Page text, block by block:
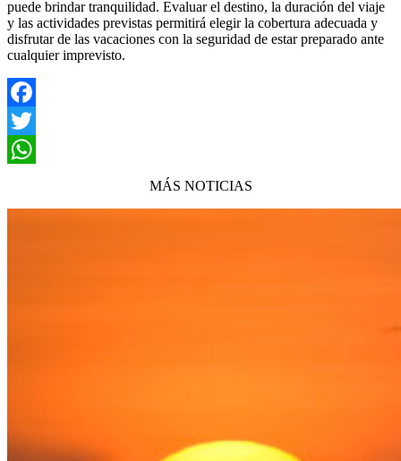
puede brindar tranquilidad. Evaluar el destino, la duración del viaje
y las actividades previstas permitirá elegir la cobertura adecuada y
disfrutar de las vacaciones con la seguridad de estar preparado ante
cualquier imprevisto.
Facebook
Twitter
MÁS NOTICIAS